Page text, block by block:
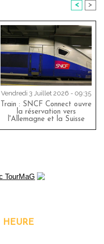
< >
Vendredi 3 Juillet 2026 - 09:35
Train : SNCF Connect ouvre
la réservation vers
l'Allemagne et la Suisse
HEURE